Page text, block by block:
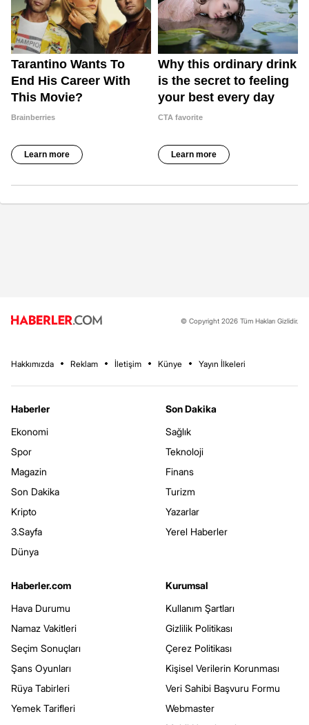
© Copyright 2026 Tüm Hakları Gizlidir.
Hakkımızda Reklam İletişim Künye Yayın İlkeleri
Haberler
Ekonomi
Spor
Magazin
Son Dakika
Kripto
3.Sayfa
Dünya
Son Dakika
Sağlık
Teknoloji
Finans
Turizm
Yazarlar
Yerel Haberler
Haberler.com
Hava Durumu
Namaz Vakitleri
Seçim Sonuçları
Şans Oyunları
Rüya Tabirleri
Yemek Tarifleri
Kurumsal
Kullanım Şartları
Gizlilik Politikası
Çerez Politikası
Kişisel Verilerin Korunması
Veri Sahibi Başvuru Formu
Webmaster